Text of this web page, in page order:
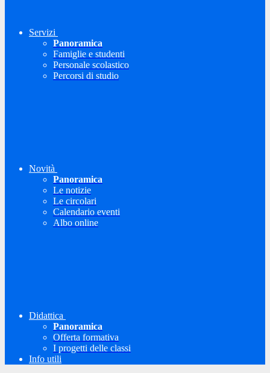
Servizi
Panoramica
Famiglie e studenti
Personale scolastico
Percorsi di studio
Novità
Panoramica
Le notizie
Le circolari
Calendario eventi
Albo online
Didattica
Panoramica
Offerta formativa
I progetti delle classi
Info utili